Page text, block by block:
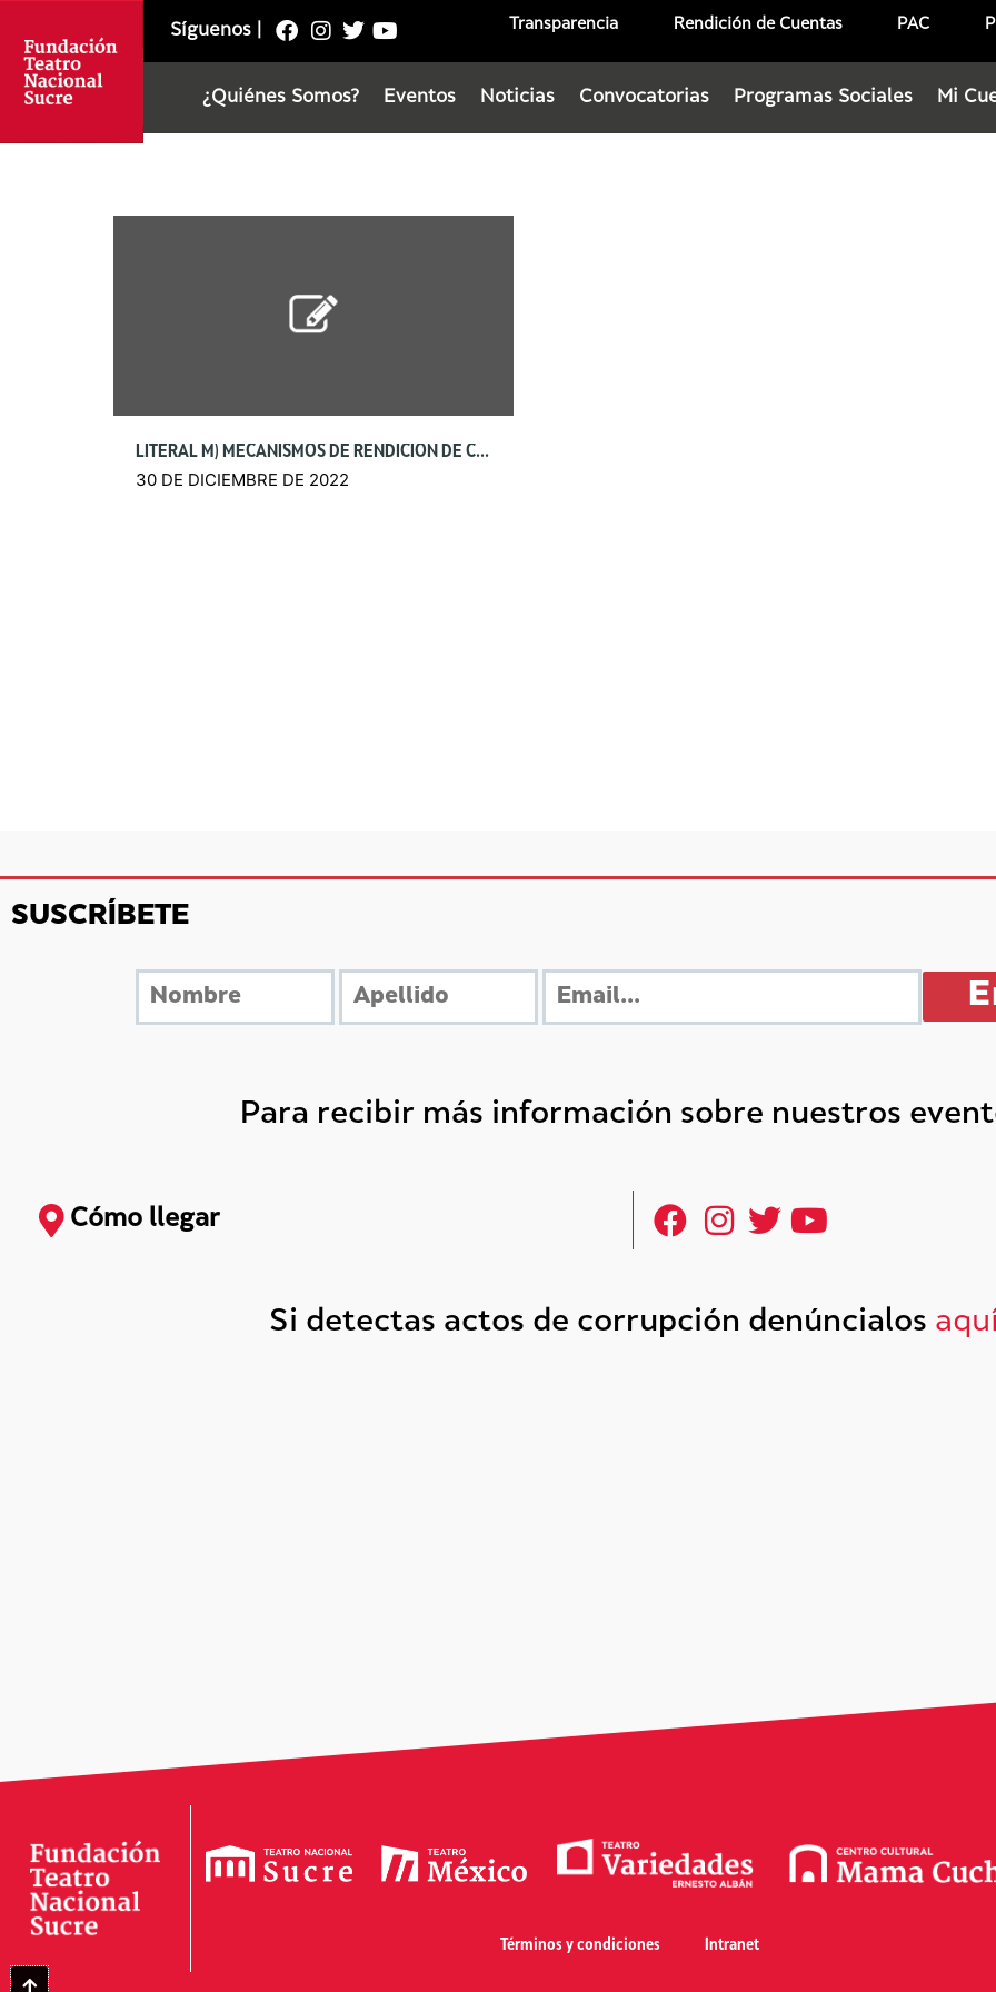
Síguenos Transparencia Rendición de Cuentas PAC
¿Quiénes Somos? Eventos Noticias Convocatorias Programas Sociales Mi
LITERAL M) MECANISMOS DE RENDICIÓN DE CUENTAS
30 DE DICIEMBRE DE 2022
SUSCRÍBETE
Para recibir más información sobre nuestros
Cómo llegar
Si detectas actos de corrupción denúncialos aquí
Términos y condiciones Intranet